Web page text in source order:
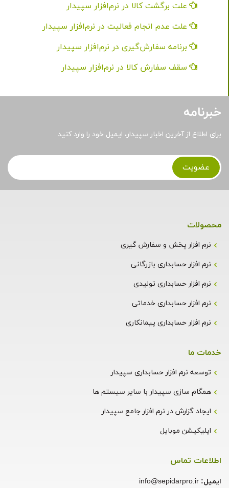
علت برگشت کالا در نرم‌افزار سپیدار
علت عدم انجام فعالیت در نرم‌افزار سپیدار
برنامه سفارش‌گیری در نرم‌افزار سپیدار
سقف سفارش کالا در نرم‌افزار سپیدار
خبرنامه
برای اطلاع از آخرین اخبار سپیدار، ایمیل خود را وارد کنید
محصولات
نرم افزار پخش و سفارش گیری
نرم افزار حسابداری بازرگانی
نرم افزار حسابداری تولیدی
نرم افزار حسابداری خدماتی
نرم افزار حسابداری پیمانکاری
خدمات ما
توسعه نرم افزار حسابداری سپیدار
همگام سازی سپیدار با سایر سیستم ها
ایجاد گزارش در نرم افزار جامع سپیدار
اپلیکیشن موبایل
اطلاعات تماس
ایمیل: